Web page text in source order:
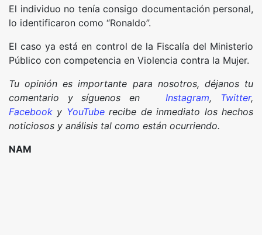
El individuo no tenía consigo documentación personal,
lo identificaron como “Ronaldo”.
El caso ya está en control de la Fiscalía del Ministerio
Público con competencia en Violencia contra la Mujer.
Tu opinión es importante para nosotros, déjanos tu
comentario y síguenos en
Instagram, Twitter,
Facebook y YouTuberecibe de inmediato los hechos
noticiosos y análisis tal como están ocurriendo.
NAM